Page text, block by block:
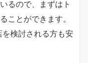
るので、まずはト
ことができます。
検討される方も安